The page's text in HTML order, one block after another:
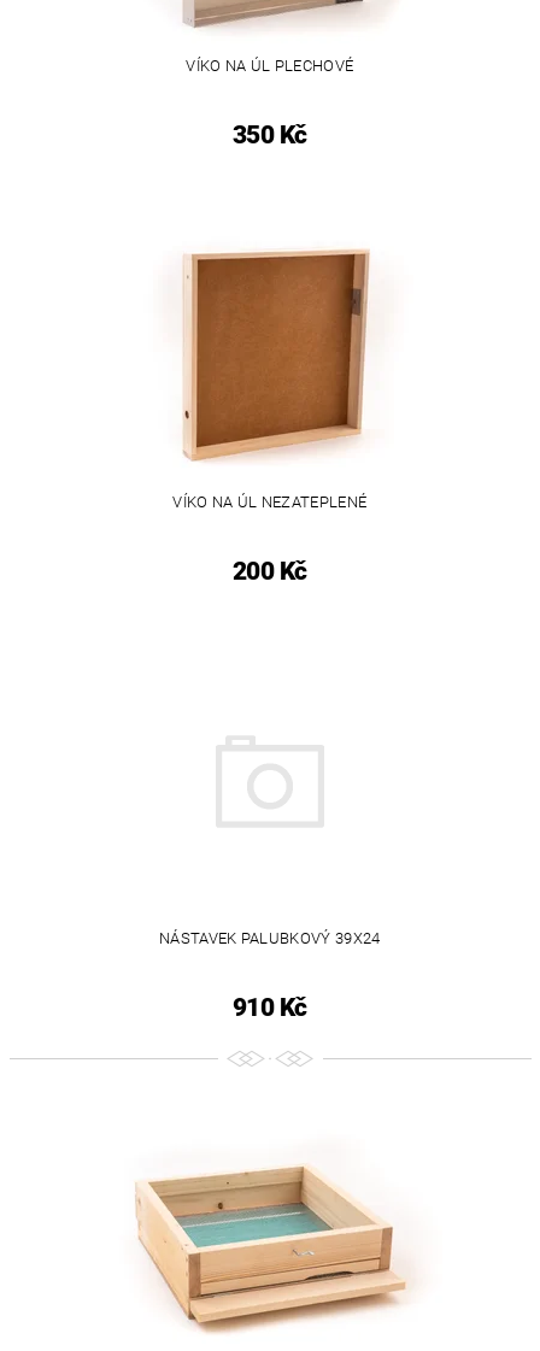
VÍKO NA ÚL PLECHOVÉ
350 Kč
VÍKO NA ÚL NEZATEPLENÉ
200 Kč
NÁSTAVEK PALUBKOVÝ 39X24
910 Kč